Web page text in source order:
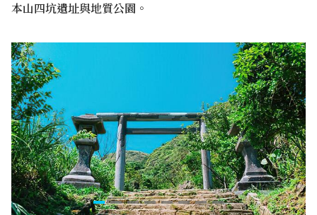
本山四坑遺址與地質公園。